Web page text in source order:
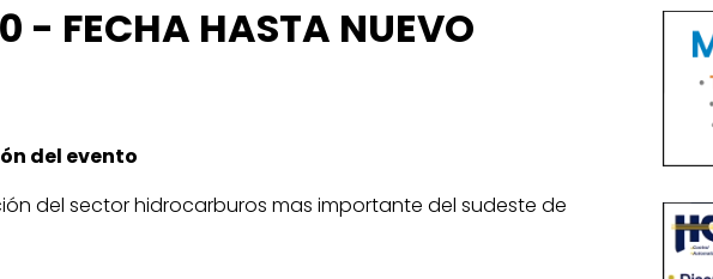
- FECHA HASTA NUEVO
del evento
del sector hidrocarburos mas importante del sudeste de